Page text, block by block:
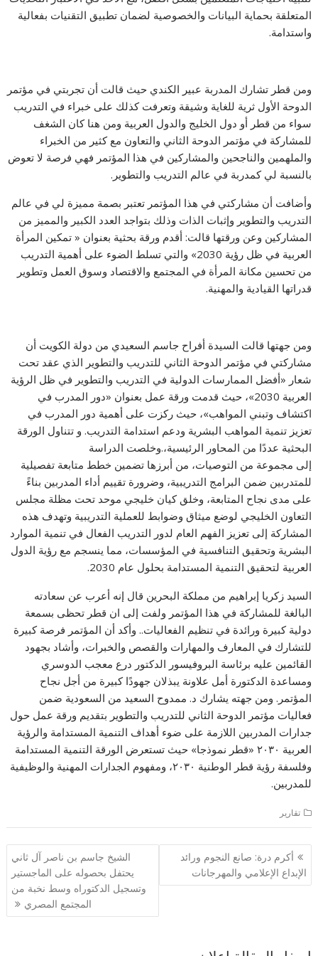
المتعلقة بحماية البيانات والخصوصية لضمان تطبيق التقنيات بفعالية
واستدامة.
ومن قطر تشارك المدربة عبير الكندي حيث قالت أن تجربتي في مؤتمر
الدوحة الأول ثرية للغاية وشيقة وتعرفت كذلك على خبراء في التدريب
سواء من قطر أو دول الخليج والدول العربية ومن هنا كان الشغف
للمشاركة في مؤتمر الدوحة الثاني والتعاون مع كثير من الخبراء
والملهمين والناجحين والمشاركين في هذا المؤتمر فهي فرصة لا تعوض
بالنسبة لي كمدربة في عالم التدريب والتطوير.
وأضافت أن مشاركتي في هذا المؤتمر تعتبر بصمة مميزة لي في عالم
التدريب والتطوير وإثبات الذات وذلك بتواجد العدد الكبير والمميز من
المشاركين وعن ورقتها قالت: أقدم ورقة بحثية بعنوان « تمكين المرأة
العربية في ظل رؤية 2030» والتي تسلط الضوء على أهمية التدريب
من تحسين مكانة المرأة في المجتمع والاقتصاد وسوق العمل وتطوير
قدراتها القيادية والمهنية.
ومن جهتها قالت السيدة أفراح جاسم السعيدي من دولة الكويت أن
مشاركتي في مؤتمر الدوحة الثاني للتدريب والتطوير الذي عقد تحت
شعار «أفضل الممارسات الدولية في التدريب والتطوير في ظل الرؤية
العربية 2030»، حيث قدمت ورقة عمل بعنوان «دور المدرب في
اكتشاف وتبني المواهب»، حيث ركزت على أهمية دور المدرب في
تعزيز تنمية المواهب البشرية ودعم استدامة التدريب. و تتناول الورقة
البحثية عددًا من المحاور الرئيسية،.وخلصت الدراسة
إلى مجموعة من التوصيات، من أبرزها تضمين خطط متابعة تفصيلية
للمتدربين ضمن البرامج التدريبية، وضرورة تقييم أداء المدربين بناءً
على مدى نجاح المتابعة، وخلق كيان خليجي موحد تحت مظلة مجلس
التعاون الخليجي لوضع ميثاق وضوابط للعملية التدريبية وتهدف هذه
المشاركة إلى تعزيز الفهم العام لدور التدريب الفعال في تنمية الموارد
البشرية وتحقيق التنافسية في المؤسسات، مما ينسجم مع رؤية الدول
العربية لتحقيق التنمية المستدامة بحلول عام 2030.
السيد زكريا إبراهيم من مملكة البحرين قال إنه أعرب عن سعادته
البالغة للمشاركة في هذا المؤتمر ولفت إلى ان قطر تحظى بسمعة
دولية كبيرة ورائدة في تنظيم الفعاليات.. وأكد أن المؤتمر فرصة كبيرة
للتشارك في المعارف والمهارات والقصص والخبرات، وأشاد بجهود
القائمين عليه برئاسة البروفيسور الدكتور درع معجب الدوسري
ومساعدة الدكتورة أمل علاونة يبذلان جهودًا كبيرة من أجل نجاح
المؤتمر. ومن جهته يشارك د. ممدوح السعيد من السعودية ضمن
فعاليات مؤتمر الدوحة الثاني للتدريب والتطوير بتقديم ورقة عمل حول
جدارات المدربين اللازمة على ضوء أهداف التنمية المستدامة والرؤية
العربية ٢٠٣٠ «قطر نموذجا» حيث تستعرض الورقة التنمية المستدامة
وفلسفة رؤية قطر الوطنية ٢٠٣٠، ومفهوم الجدارات المهنية والوظيفية
للمدربين.
تقارير
تصفّح
المقالات
أكرم درة: صانع النجوم ورائد
الإبداع الإعلامي والمهرجانات
الشيخ جاسم بن ناصر آل ثاني
يحتفل بحصوله على الماجستير
وتسجيل الدكتوراه وسط نخبة من
المجتمع المصري